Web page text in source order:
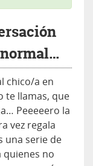
chico/a en
te llamas, que
Peeeeero la
vez regala
una serie de
quienes no